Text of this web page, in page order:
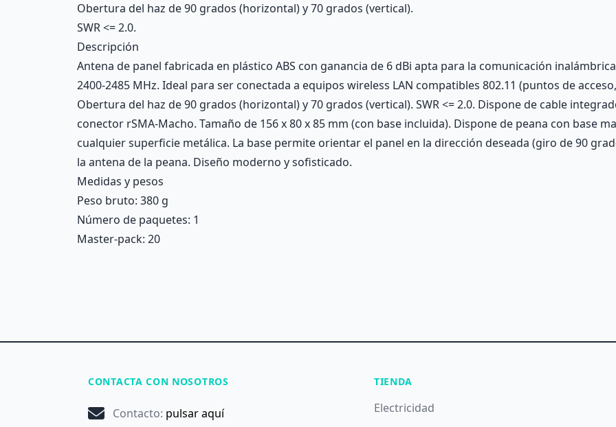
Obertura del haz de 90 grados (horizontal) y 70 grados (vertical).
SWR <= 2.0.
Descripción
Antena de panel fabricada en plástico ABS con ganancia de 6 dBi apta para la comunicación
2400-2485 MHz. Ideal para ser conectada a equipos wireless LAN compatibles 802.11 (puntos de
Obertura del haz de 90 grados (horizontal) y 70 grados (vertical). SWR <= 2.0. Dispone de cable
conector rSMA-Macho. Tamaño de 156 x 80 x 85 mm (con base incluida). Dispone de peana con base
cualquier superficie metálica. La base permite orientar el panel en la dirección deseada (giro de 90
la antena de la peana. Diseño moderno y sofisticado.
Medidas y pesos
Peso bruto: 380 g
Número de paquetes: 1
Master-pack: 20
CONTACTA CON NOSOTROS
Contacto: pulsar aquí
TIENDA
Electricidad